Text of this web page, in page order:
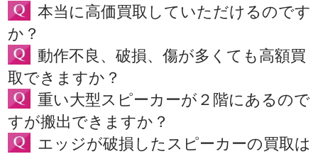
本当に高価買取していただけるのです
か？
動作不良、破損、傷が多くても高額買
取できますか？
重い大型スピーカーが２階にあるので
すが搬出できますか？
エッジが破損したスピーカーの買取は